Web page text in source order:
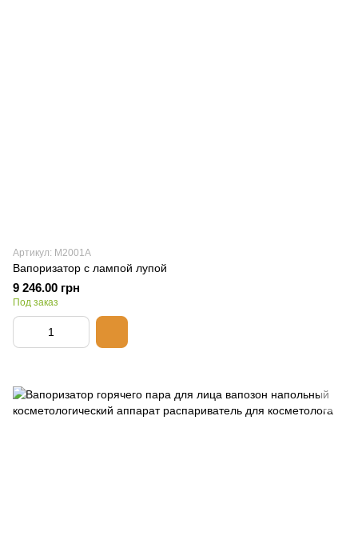
Артикул: М2001A
Вапоризатор с лампой лупой
9 246.00 грн
Под заказ